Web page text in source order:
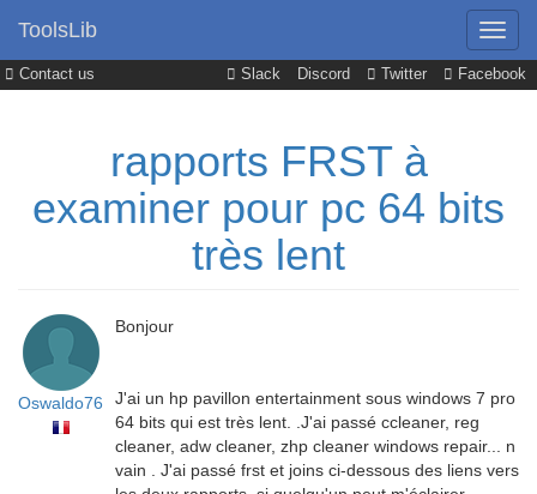
Contact us Slack Discord Twitter Facebook
ToolsLib
rapports FRST à
examiner pour pc 64 bits
très lent
Oswaldo76
Bonjour
J'ai un hp pavillon entertainment sous windows 7 pro
64 bits qui est très lent. .J'ai passé ccleaner, reg
cleaner, adw cleaner, zhp cleaner windows repair... n
vain . J'ai passé frst et joins ci-dessous des liens vers